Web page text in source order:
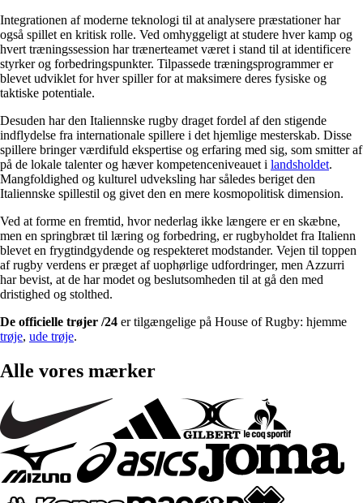
Integrationen af moderne teknologi til at analysere præstationer har
også spillet en kritisk rolle. Ved omhyggeligt at studere hver kamp og
hvert træningssession har trænerteamet været i stand til at identificere
styrker og forbedringspunkter. Tilpassede træningsprogrammer er
blevet udviklet for hver spiller for at maksimere deres fysiske og
taktiske potentiale.
Desuden har den Italiennske rugby draget fordel af den stigende
indflydelse fra internationale spillere i det hjemlige mesterskab. Disse
spillere bringer værdifuld ekspertise og erfaring med sig, som smitter af
på de lokale talenter og hæver kompetenceniveauet i landsholdet.
Mangfoldighed og kulturel udveksling har således beriget den
Italiennske spillestil og givet den en mere kosmopolitisk dimension.
Ved at forme en fremtid, hvor nederlag ikke længere er en skæbne,
men en springbræt til læring og forbedring, er rugbyholdet fra Italienn
blevet en frygtindgydende og respekteret modstander. Vejen til toppen
af rugby verdens er præget af uophørlige udfordringer, men Azzurri
har bevist, at de har modet og beslutsomheden til at gå den med
dristighed og stolthed.
De officielle trøjer /24 er tilgængelige på House of Rugby: hjemme
trøje, ude trøje.
Alle vores mærker